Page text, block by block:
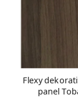
Flexy
panel